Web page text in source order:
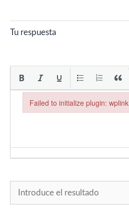
Tu respuesta
Failed to initialize plugin: wplink
Failed to initialize plugin: wplink